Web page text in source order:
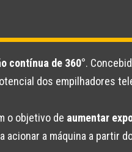
contínua de 360°.
dos empilhadores
o objetivo de aumentar
a máquina a